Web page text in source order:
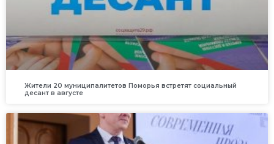
Жители 20 муниципалитетов Поморья встретят социальный
десант в августе